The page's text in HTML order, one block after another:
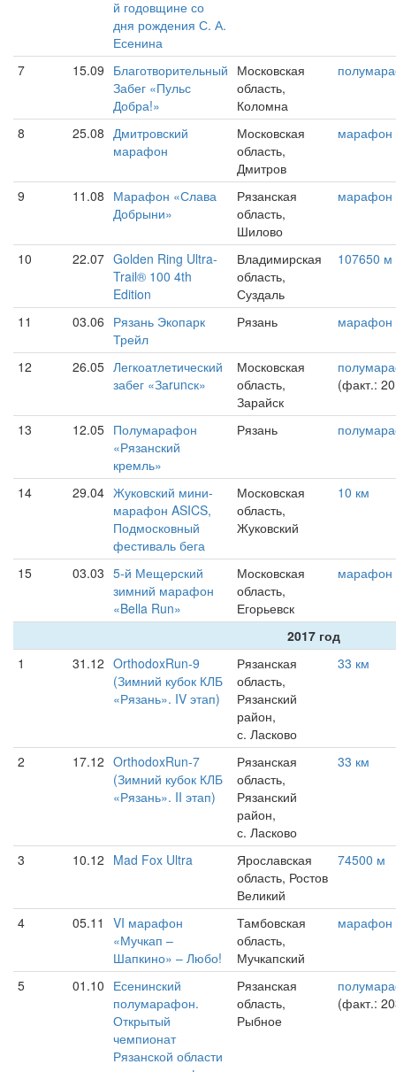
й годовщине со
дня рождения С. А.
Есенина
7
15.09 Благотворительный
Забег «Пульс
Добра!»
Московская
область,
Коломна
8 25.08 Дмитровский
марафон
Московская
область,
Дмитров
марафон
9 11.08 Марафон «Слава
Добрыни»
Рязанская
область,
Шилово
марафон
10 22.07 Golden Ring Ultra-
Trail® 100 4th
Edition
Владимирская
область,
Суздаль
107650 м
11 03.06 Рязань Экопарк
Трейл
Рязань марафон
12 26.05 Легкоатлетический
забег «Заrunск»
Московская
область,
Зарайск
(факт.:
13 12.05 Полумарафон
«Рязанский
кремль»
Рязань
14 29.04 Жуковский мини-
марафон ASICS,
Подмосковный
фестиваль бега
Московская
область,
Жуковский
10 км
15 03.03 5-й Мещерский
зимний марафон
«Bella Run»
Московская
область,
Егорьевск
марафон
2017 год
1
31.12 OrthodoxRun-9
(Зимний кубок КЛБ
«Рязань». IV этап)
Рязанская
область,
Рязанский
район,
с. Ласково
33 км
2 17.12 OrthodoxRun-7
(Зимний кубок КЛБ
«Рязань». II этап)
Рязанская
область,
Рязанский
район,
с. Ласково
33 км
3 10.12 Mad Fox Ultra
Ярославская
область, Ростов
Великий
74500 м
4 05.11
VI марафон
«Мучкап –
Шапкино» – Любо!
Тамбовская
область,
Мучкапский
марафон
5 01.10 Есенинский
полумарафон.
Открытый
чемпионат
Рязанской области
Рязанская
область,
Рыбное
(факт.: